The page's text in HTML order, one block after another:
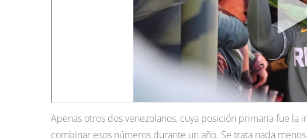
Apenas otros dos venezolanos, cuya posición primaria fue la
combinar esos números durante un año. Se trata nada